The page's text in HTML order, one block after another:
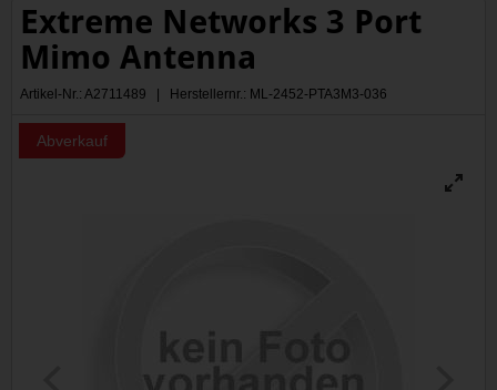
Extreme Networks 3 Port
Mimo Antenna
Artikel-Nr.: A2711489 | Herstellernr.: ML-2452-PTA3M3-036
Abverkauf